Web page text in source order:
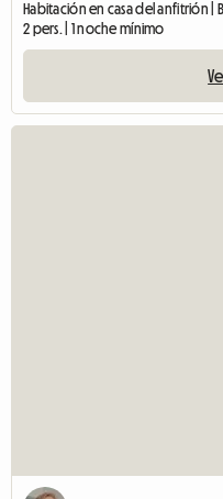
Habitación en casa del anfitrión |
2 pers. | 1 noche mínimo